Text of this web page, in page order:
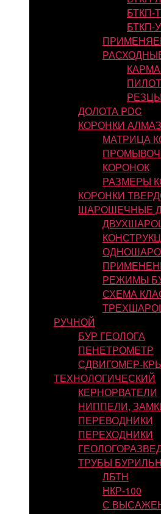
БТКП-Т
БТКП-У
ДОЛОТА PDC
КОРОНКИ
МАТРИЦА
КОРОНОК
РАЗМЕРЫ
КОРОНКИ
ШАРОШЕЧНЫЕ
РЕЖИМЫ
СХЕМА
РУЧНОЙ
БУР ГЕОЛОГА
ПЕНЕТРОМЕТР
СДВИГОМЕР-
ТЕХНОЛОГИЧЕСКИЙ
КЕРНОРВАТЕЛИ
НИППЕЛИ,
ПЕРЕВОДНИКИ
ПЕРЕХОДНИКИ
ТРУБЫ
ЛБТН
НКР-100
С